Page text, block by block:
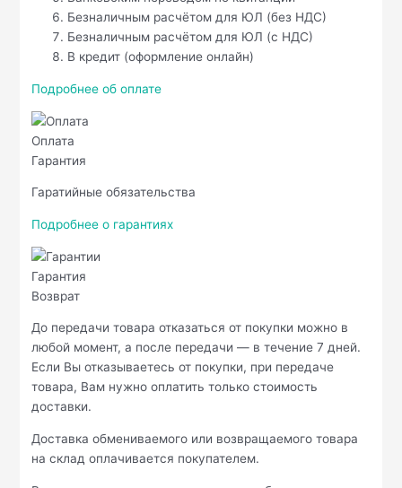
Безналичным расчётом для ЮЛ (без НДС)
Безналичным расчётом для ЮЛ (с НДС)
В кредит (оформление онлайн)
Подробнее об оплате
Оплата
Гарантия
Гаратийные обязательства
Подробнее о гарантиях
Гарантия
Возврат
До передачи товара отказаться от покупки можно в
любой момент, а после передачи — в течение 7 дней.
Если Вы отказываетесь от покупки, при передаче
товара, Вам нужно оплатить только стоимость
доставки.
Доставка обмениваемого или возвращаемого товара
на склад оплачивается покупателем.